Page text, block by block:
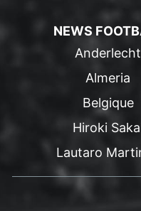
NEWS
Anderlecht
Almeria
Belgique
Hiroki
Lautaro